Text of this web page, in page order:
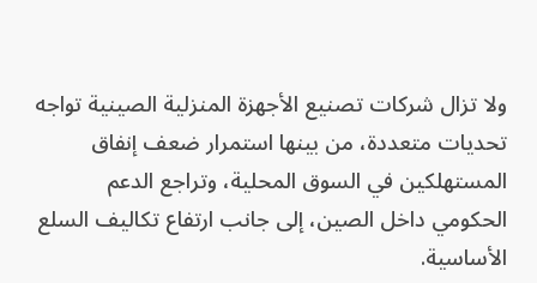
ولا تزال شركات تصنيع الأجهزة المنزلية الصينية تواجه
تحديات متعددة، من بينها استمرار ضعف إنفاق
المستهلكين في السوق المحلية، وتراجع الدعم
الحكومي داخل الصين، إلى جانب ارتفاع تكاليف السلع
الأساسية.